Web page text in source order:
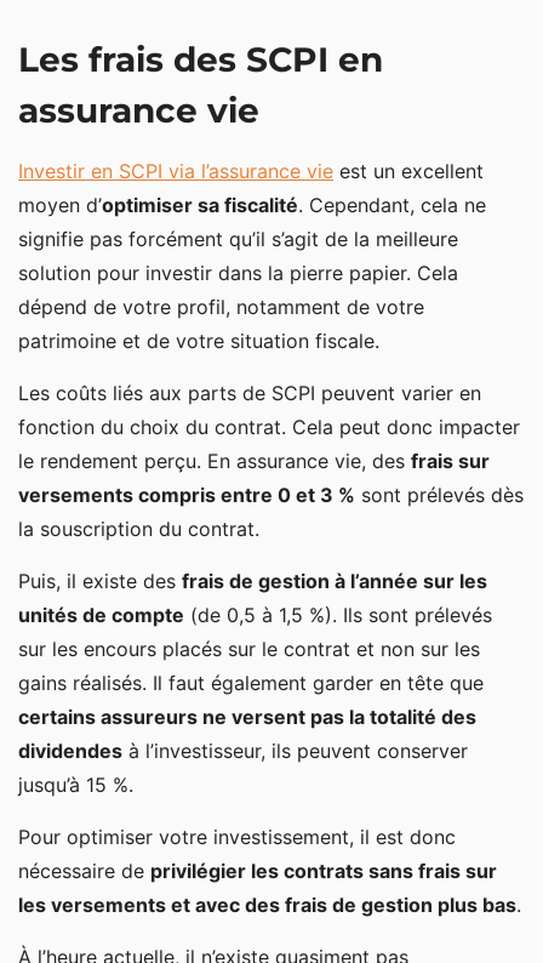
Les frais des SCPI en
assurance vie
Investir en SCPI via l’assurance vie est un excellent
moyen d’optimiser sa fiscalité. Cependant, cela ne
signifie pas forcément qu’il s’agit de la meilleure
solution pour investir dans la pierre papier. Cela
dépend de votre profil, notamment de votre
patrimoine et de votre situation fiscale.
Les coûts liés aux parts de SCPI peuvent varier en
fonction du choix du contrat. Cela peut donc impacter
le rendement perçu. En assurance vie, des frais sur
versements compris entre 0 et 3 % sont prélevés dès
la souscription du contrat.
Puis, il existe des frais de gestion à l’année sur les
unités de compte (de 0,5 à 1,5 %). Ils sont prélevés
sur les encours placés sur le contrat et non sur les
gains réalisés. Il faut également garder en tête que
certains assureurs ne versent pas la totalité des
dividendes à l’investisseur, ils peuvent conserver
jusqu’à 15 %.
Pour optimiser votre investissement, il est donc
nécessaire de privilégier les contrats sans frais sur
les versements et avec des frais de gestion plus bas.
À l’heure actuelle, il n’existe quasiment pas